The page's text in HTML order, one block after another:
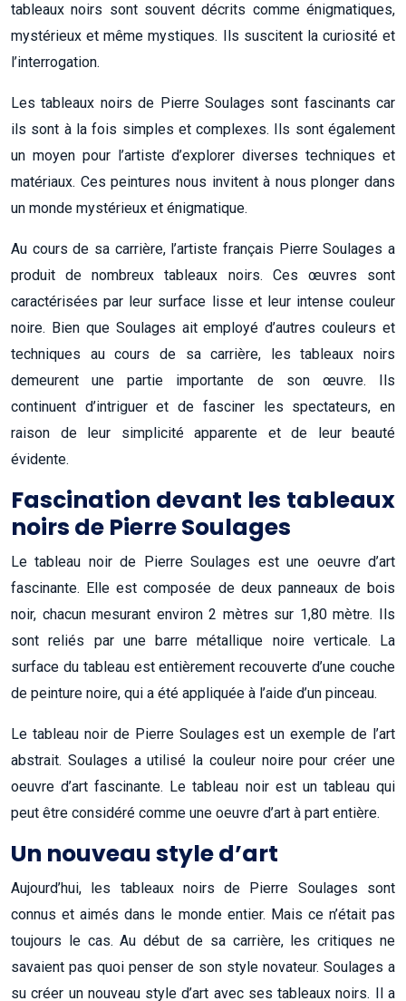
tableaux noirs sont souvent décrits comme énigmatiques,
mystérieux et même mystiques. Ils suscitent la curiosité et
l’interrogation.
Les tableaux noirs de Pierre Soulages sont fascinants car
ils sont à la fois simples et complexes. Ils sont également
un moyen pour l’artiste d’explorer diverses techniques et
matériaux. Ces peintures nous invitent à nous plonger dans
un monde mystérieux et énigmatique.
Au cours de sa carrière, l’artiste français Pierre Soulages a
produit de nombreux tableaux noirs. Ces œuvres sont
caractérisées par leur surface lisse et leur intense couleur
noire. Bien que Soulages ait employé d’autres couleurs et
techniques au cours de sa carrière, les tableaux noirs
demeurent une partie importante de son œuvre. Ils
continuent d’intriguer et de fasciner les spectateurs, en
raison de leur simplicité apparente et de leur beauté
évidente.
Fascination devant les tableaux
noirs de Pierre Soulages
Le tableau noir de Pierre Soulages est une oeuvre d’art
fascinante. Elle est composée de deux panneaux de bois
noir, chacun mesurant environ 2 mètres sur 1,80 mètre. Ils
sont reliés par une barre métallique noire verticale. La
surface du tableau est entièrement recouverte d’une couche
de peinture noire, qui a été appliquée à l’aide d’un pinceau.
Le tableau noir de Pierre Soulages est un exemple de l’art
abstrait. Soulages a utilisé la couleur noire pour créer une
oeuvre d’art fascinante. Le tableau noir est un tableau qui
peut être considéré comme une oeuvre d’art à part entière.
Un nouveau style d’art
Aujourd’hui, les tableaux noirs de Pierre Soulages sont
connus et aimés dans le monde entier. Mais ce n’était pas
toujours le cas. Au début de sa carrière, les critiques ne
savaient pas quoi penser de son style novateur. Soulages a
su créer un nouveau style d’art avec ses tableaux noirs. Il a